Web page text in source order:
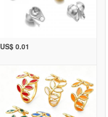
US$ 0.01